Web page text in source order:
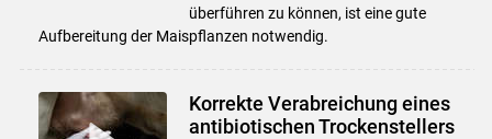
überführen zu können, ist eine gute
Aufbereitung der Maispflanzen notwendig.
Korrekte Verabreichung eines
antibiotischen Trockenstellers